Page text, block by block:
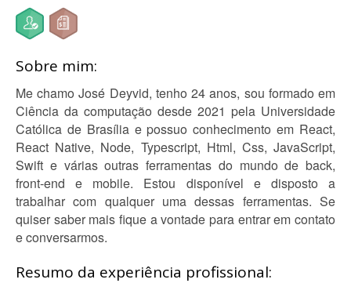
Sobre mim:
Me chamo José Deyvid, tenho 24 anos, sou formado em
Ciência da computação desde 2021 pela Universidade
Católica de Brasília e possuo conhecimento em React,
React Native, Node, Typescript, Html, Css, JavaScript,
Swift e várias outras ferramentas do mundo de back,
front-end e mobile. Estou disponível e disposto a
trabalhar com qualquer uma dessas ferramentas. Se
quiser saber mais fique a vontade para entrar em contato
e conversarmos.
Resumo da experiência profissional: